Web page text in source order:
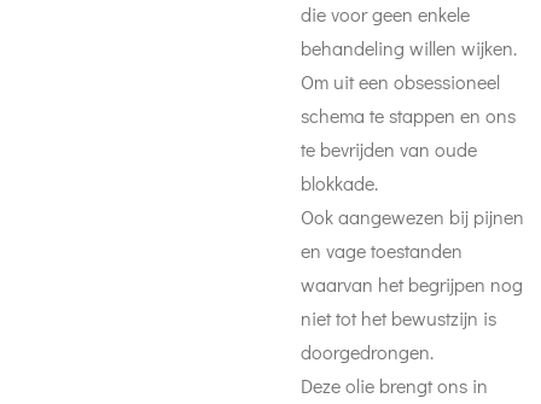
die voor geen enkele
behandeling willen wijken.
Om uit een obsessioneel
schema te stappen en ons
te bevrijden van oude
blokkade.
Ook aangewezen bij pijnen
en vage toestanden
waarvan het begrijpen nog
niet tot het bewustzijn is
doorgedrongen.
Deze olie brengt ons in